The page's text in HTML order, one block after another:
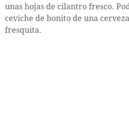
unas hojas de cilantro fresco.
ceviche de bonito de una
fresquita.